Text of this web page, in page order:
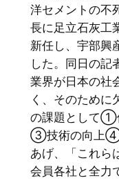
洋セメントの不
長に足立石灰工
新任し、宇部興
した。同日の記
業界が日本の社
く、そのために
の課題として①
③技術の向上④
あげ、「これら
会員各社と全力